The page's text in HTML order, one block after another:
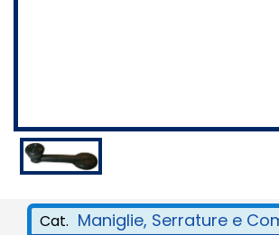
Cat. Maniglie, Serrature e